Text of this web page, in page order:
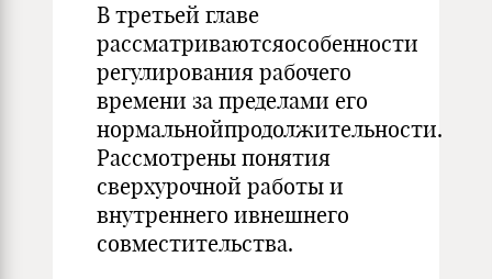
В третьей главе
рассматриваютсяособенности
регулирования рабочего
времени за пределами его
нормальнойпродолжительности.
Рассмотрены понятия
сверхурочной работы и
внутреннего ивнешнего
совместительства.